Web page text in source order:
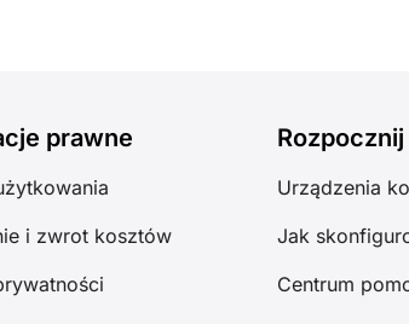
prawne
i zwrot kosztów
Rozpocznij
Urządzenia
Jak
Centrum